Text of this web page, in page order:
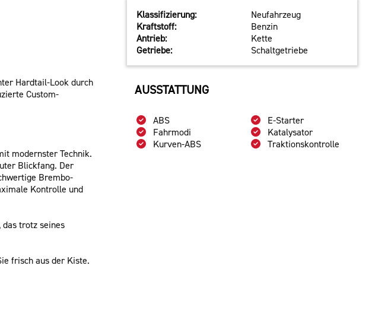
Hardtail-Look durch
Custom-
modernster Technik.
Blickfang. Der
Brembo-
Kontrolle und
trotz seines
frisch aus der Kiste.
Klassifizierung:
Neufahrzeug
Kraftstoff:
Benzin
Antrieb:
Kette
Getriebe:
Schaltgetriebe
AUSSTATTUNG
ABS
E-Starter
Fahrmodi
Katalysator
Kurven-ABS
Traktionskontrolle